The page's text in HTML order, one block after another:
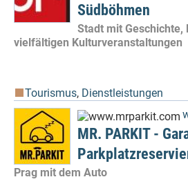
Südböhmen
Stadt mit Geschichte,
vielfältigen Kulturveranstaltungen
Tourismus, Dienstleistungen
MR. PARKIT -
Prag mit dem Auto